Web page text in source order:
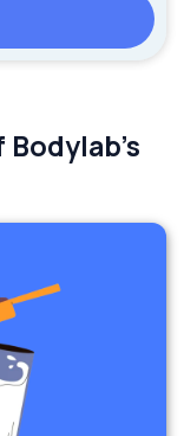
Bodylab's